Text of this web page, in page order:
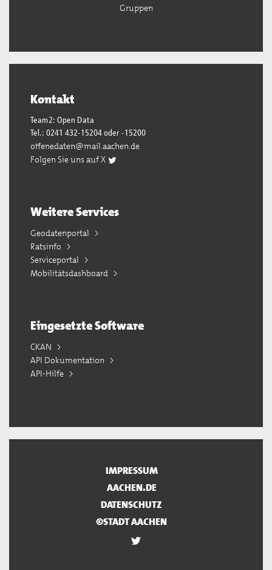
Gruppen
Kontakt
Team2: Open Data
Tel.: 0241 432-15204 oder -15200
offenedaten@mail.aachen.de
Folgen Sie uns auf X
Weitere Services
Geodatenportal
Ratsinfo
Serviceportal
Mobilitätsdashboard
Eingesetzte Software
CKAN
API Dokumentation
API-Hilfe
IMPRESSUM
AACHEN.DE
DATENSCHUTZ
©STADT AACHEN